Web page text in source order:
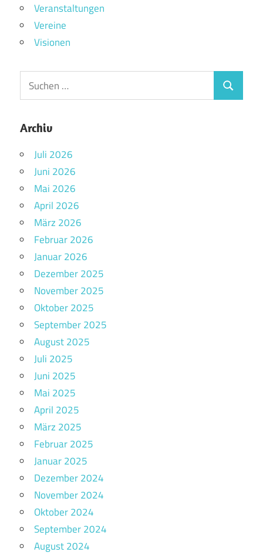
Veranstaltungen
Vereine
Visionen
Archiv
Juli 2026
Juni 2026
Mai 2026
April 2026
März 2026
Februar 2026
Januar 2026
Dezember 2025
November 2025
Oktober 2025
September 2025
August 2025
Juli 2025
Juni 2025
Mai 2025
April 2025
März 2025
Februar 2025
Januar 2025
Dezember 2024
November 2024
Oktober 2024
September 2024
August 2024